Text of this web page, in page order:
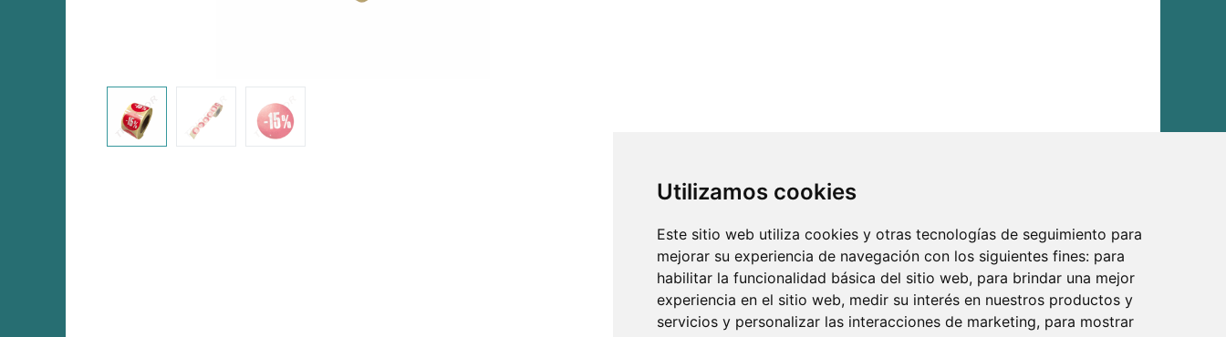
Utilizamos cookies
Este sitio web utiliza cookies y otras tecnologías de seguimiento para
mejorar su experiencia de navegación con los siguientes fines: para
habilitar la funcionalidad básica del sitio web, para brindar una mejor
experiencia en el sitio web, medir su interés en nuestros productos y
servicios y personalizar las interacciones de marketing, para mostrar